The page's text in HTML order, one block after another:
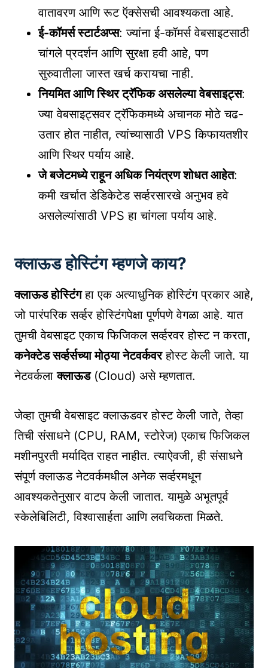
वातावरण आणि रूट ऍक्सेसची आवश्यकता आहे.
ई-कॉमर्स स्टार्टअप्स: ज्यांना ई-कॉमर्स वेबसाइटसाठी
चांगले प्रदर्शन आणि सुरक्षा हवी आहे, पण
सुरुवातीला जास्त खर्च करायचा नाही.
नियमित आणि स्थिर ट्रॅफिक असलेल्या वेबसाइट्स:
ज्या वेबसाइट्सवर ट्रॅफिकमध्ये अचानक मोठे चढ-
उतार होत नाहीत, त्यांच्यासाठी VPS किफायतशीर
आणि स्थिर पर्याय आहे.
जे बजेटमध्ये राहून अधिक नियंत्रण शोधत आहेत:
कमी खर्चात डेडिकेटेड सर्व्हरसारखे अनुभव हवे
असलेल्यांसाठी VPS हा चांगला पर्याय आहे.
क्लाऊड होस्टिंग म्हणजे काय?
क्लाऊड होस्टिंगहा एक अत्याधुनिक होस्टिंग प्रकार आहे,
जो पारंपरिक सर्व्हर होस्टिंगपेक्षा पूर्णपणे वेगळा आहे. यात
तुमची वेबसाइट एकाच फिजिकल सर्व्हरवर होस्ट न करता,
कनेक्टेड सर्व्हर्सच्या मोठ्या नेटवर्कवरहोस्ट केली जाते. या
नेटवर्कलाक्लाऊड(Cloud) असे म्हणतात.
जेव्हा तुमची वेबसाइट क्लाऊडवर होस्ट केली जाते, तेव्हा
तिची संसाधने (CPU, RAM, स्टोरेज) एकाच फिजिकल
मशीनपुरती मर्यादित राहत नाहीत. त्याऐवजी, ही संसाधने
संपूर्ण क्लाऊड नेटवर्कमधील अनेक सर्व्हरमधून
आवश्यकतेनुसार वाटप केली जातात. यामुळे अभूतपूर्व
स्केलेबिलिटी, विश्वासार्हता आणि लवचिकता मिळते.